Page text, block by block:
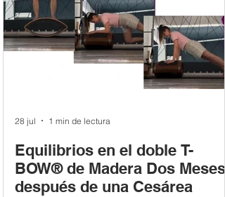
Equilibrios en el doble T-
BOW® de Madera Dos Meses
después de una Cesárea
28 jul 1 min de lectura